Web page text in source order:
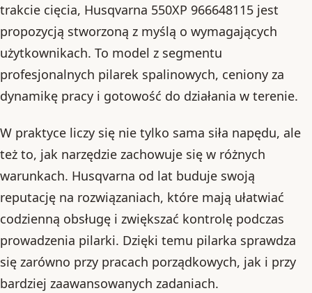
trakcie cięcia, Husqvarna 550XP 966648115 jest
propozycją stworzoną z myślą o wymagających
użytkownikach. To model z segmentu
profesjonalnych pilarek spalinowych, ceniony za
dynamikę pracy i gotowość do działania w terenie.
W praktyce liczy się nie tylko sama siła napędu, ale
też to, jak narzędzie zachowuje się w różnych
warunkach. Husqvarna od lat buduje swoją
reputację na rozwiązaniach, które mają ułatwiać
codzienną obsługę i zwiększać kontrolę podczas
prowadzenia pilarki. Dzięki temu pilarka sprawdza
się zarówno przy pracach porządkowych, jak i przy
bardziej zaawansowanych zadaniach.